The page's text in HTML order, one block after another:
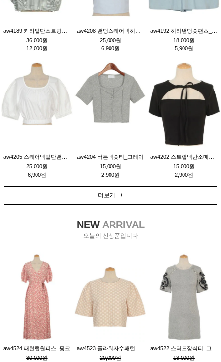
36,000원
12,000원
25,000원
6,900원
18,000원
5,900원
25,000원
6,900원
aw4204 버튼넥숏티_그레이
15,000원
2,900원
15,000원
2,900원
더보기 +
NEWARRIVAL
오늘의 신상품입니다
aw4524 패턴랩원피스_핑크
30,000원
20,000원
13,000원